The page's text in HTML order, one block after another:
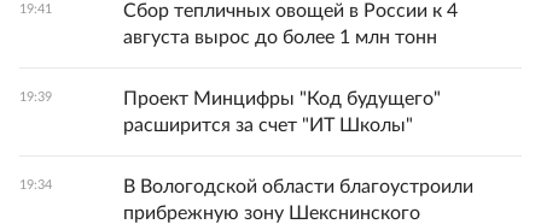
19:41
Сбор тепличных овощей в России к 4
августа вырос до более 1 млн тонн
19:39
Проект Минцифры "Код будущего"
расширится за счет "ИТ Школы"
19:34
В Вологодской области благоустроили
прибрежную зону Шекснинского